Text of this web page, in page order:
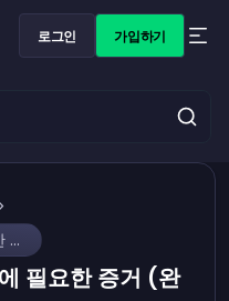
로그인 가입하기
프리캐시 고객지원 티켓에 필요한 증거 (완벽 가이드)
필요한 증거 (완